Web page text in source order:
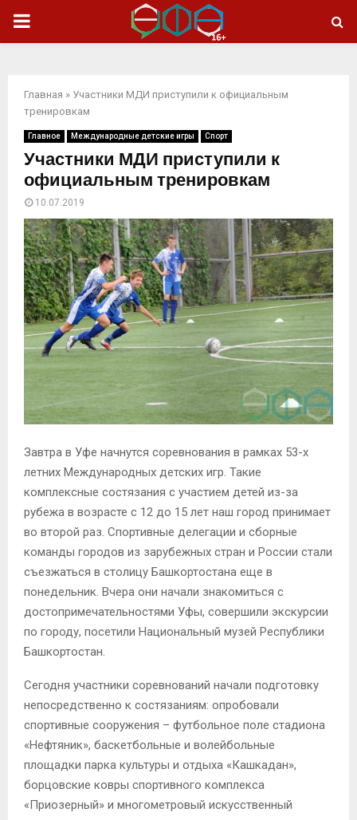
ОСНОВНОЕ
Главная » Участники МДИ приступили к официальным
тренировкам
Главное Международные детские игры Спорт
Участники МДИ приступили к
официальным тренировкам
10.07.2019
Завтра в Уфе начнутся соревнования в рамках 53-х
летних Международных детских игр. Такие
комплексные состязания с участием детей из-за
рубежа в возрасте с 12 до 15 лет наш город принимает
во второй раз. Спортивные делегации и сборные
команды городов из зарубежных стран и России стали
съезжаться в столицу Башкортостана еще в
понедельник. Вчера они начали знакомиться с
достопримечательностями Уфы, совершили экскурсии
по городу, посетили Национальный музей Республики
Башкортостан.
Сегодня участники соревнований начали подготовку
непосредственно к состязаниям: опробовали
спортивные сооружения – футбольное поле стадиона
«Нефтяник», баскетбольные и волейбольные
площадки парка культуры и отдыха «Кашкадан»,
борцовские ковры спортивного комплекса
«Приозерный» и многометровый искусственный